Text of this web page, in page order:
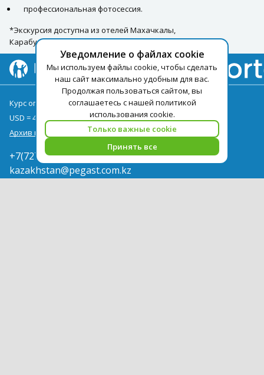
профессиональная фотосессия.
*Экскурсия доступна из отелей Махачкалы,
Карабудахскентского района, Каспийска.
Уведомление о файлах cookie
Мы используем файлы cookie, чтобы сделать
наш сайт максимально удобным для вас.
Продолжая пользоваться сайтом, вы
соглашаетесь с нашей политикой
использования cookie.
Только важные cookie
Принять все
Курс оплаты туров на 08.08
USD = 478,00
EUR = 551,00
Архив курсов
+7(727)3771000
kazakhstan@pegast.com.kz